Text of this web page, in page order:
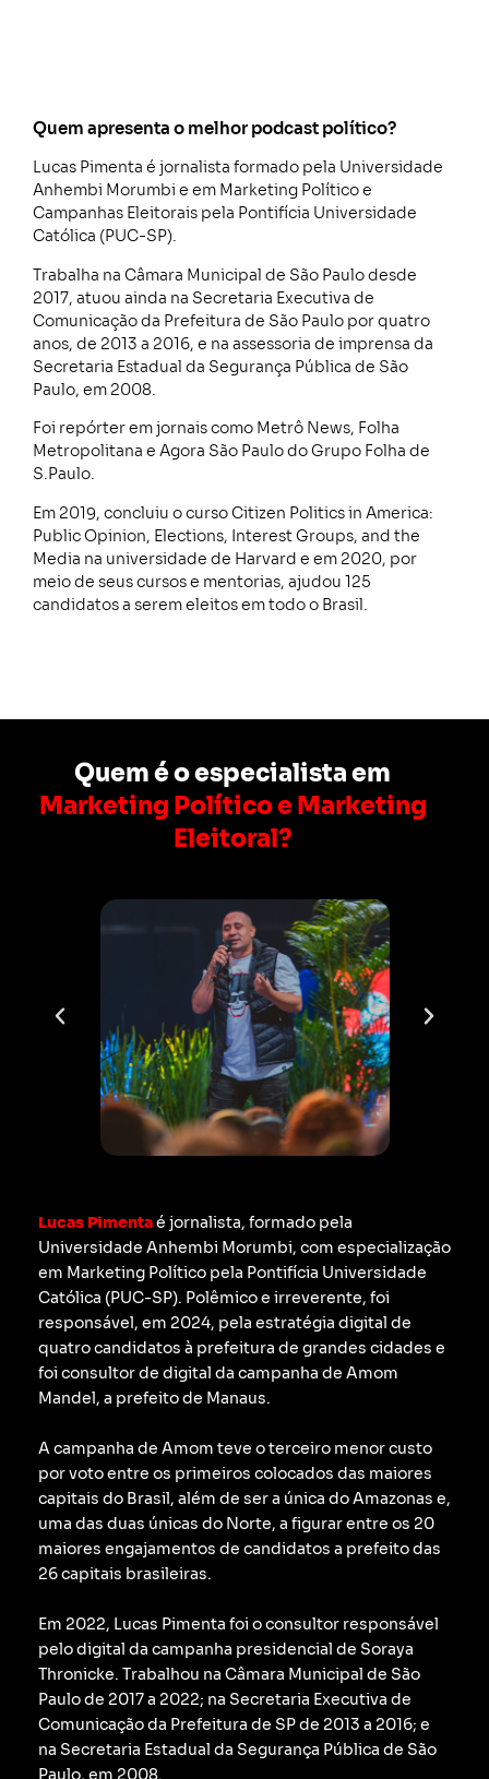
Quem apresenta o melhor podcast político?
Lucas Pimenta é jornalista formado pela Universidade
Anhembi Morumbi e em Marketing Político e
Campanhas Eleitorais pela Pontifícia Universidade
Católica (PUC-SP).
Trabalha na Câmara Municipal de São Paulo desde
2017, atuou ainda na Secretaria Executiva de
Comunicação da Prefeitura de São Paulo por quatro
anos, de 2013 a 2016, e na assessoria de imprensa da
Secretaria Estadual da Segurança Pública de São
Paulo, em 2008.
Foi repórter em jornais como Metrô News, Folha
Metropolitana e Agora São Paulo do Grupo Folha de
S.Paulo.
Em 2019, concluiu o curso Citizen Politics in America:
Public Opinion, Elections, Interest Groups, and the
Media na universidade de Harvard e em 2020, por
meio de seus cursos e mentorias, ajudou 125
candidatos a serem eleitos em todo o Brasil.
Quem é o especialista em
Marketing Político e Marketing
Eleitoral?
Lucas Pimentaé jornalista, formado pela
Universidade Anhembi Morumbi, com especialização
em Marketing Político pela Pontifícia Universidade
Católica (PUC-SP). Polêmico e irreverente, foi
responsável, em 2024, pela estratégia digital de
quatro candidatos à prefeitura de grandes cidades e
foi consultor de digital da campanha de Amom
Mandel, a prefeito de Manaus.
A campanha de Amom teve o terceiro menor custo
por voto entre os primeiros colocados das maiores
capitais do Brasil, além de ser a única do Amazonas e,
uma das duas únicas do Norte, a figurar entre os 20
maiores engajamentos de candidatos a prefeito das
26 capitais brasileiras.
Em 2022, Lucas Pimenta foi o consultor responsável
pelo digital da campanha presidencial de Soraya
Thronicke. Trabalhou na Câmara Municipal de São
Paulo de 2017 a 2022; na Secretaria Executiva de
Comunicação da Prefeitura de SP de 2013 a 2016; e
na Secretaria Estadual da Segurança Pública de São
Paulo, em 2008.